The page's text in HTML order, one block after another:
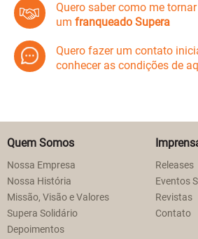
Quero saber como me tornar
um franqueado Supera
Quero fazer um contato
conhecer as condições de
Quem Somos
Nossa Empresa
Nossa História
Missão, Visão e Valores
Supera Solidário
Depoimentos
Releases
Eventos
Revistas
Contato